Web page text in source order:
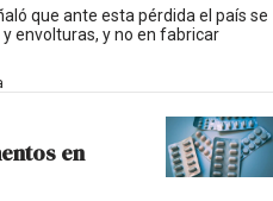
a
que ante esta pérdida el país se
envolturas, y no en fabricar
en